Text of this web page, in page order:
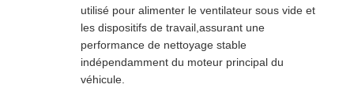
utilisé pour alimenter le ventilateur sous vide et
les dispositifs de travail,assurant une
performance de nettoyage stable
indépendamment du moteur principal du
véhicule.